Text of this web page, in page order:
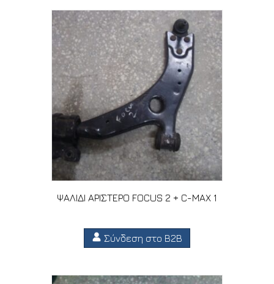
ΨΑΛΙΔΙ ΑΡΙΣΤΕΡΟ FOCUS 2 + C-MAX 1
Σύνδεση στο B2B